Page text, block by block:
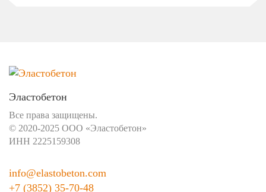
Эластобетон
Все права защищены.
© 2020-2025 ООО «Эластобетон»
ИНН 2225159308
info@elastobeton.com
+7 (3852) 35-70-48